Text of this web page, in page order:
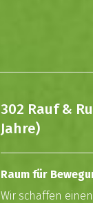
302 Rauf &
Jahre)
Raum für
Wir schaffen